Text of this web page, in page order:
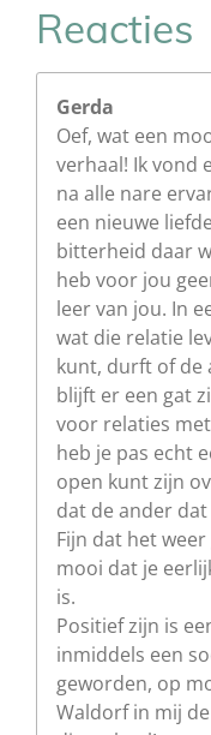
Reacties
Gerda
Oef, wat een
verhaal! Ik vond
na alle nare
een nieuwe
bitterheid daar
heb voor jou
leer van jou. In
wat die relatie
kunt, durft of de
blijft er een gat
voor relaties
heb je pas echt
open kunt zijn
dat de ander
Fijn dat het
mooi dat je
is.
Positief zijn is
inmiddels een
geworden, op
Waldorf in mij